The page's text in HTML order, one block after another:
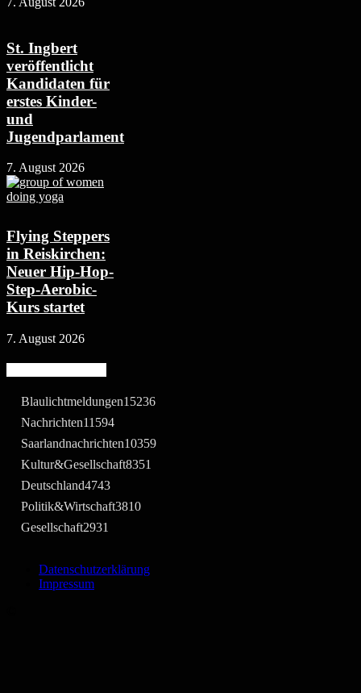
St. Ingbert
veröffentlicht
Kandidaten für
erstes Kinder-
und
Jugendparlament
7. August 2026
Flying Steppers
in Reiskirchen:
Neuer Hip-Hop-
Step-Aerobic-
Kurs startet
7. August 2026
Blaulichtmeldungen15236
Nachrichten11594
Saarlandnachrichten10359
Kultur&Gesellschaft8351
Deutschland4743
Politik&Wirtschaft3810
Gesellschaft2931
Datenschutzerklärung
Impressum